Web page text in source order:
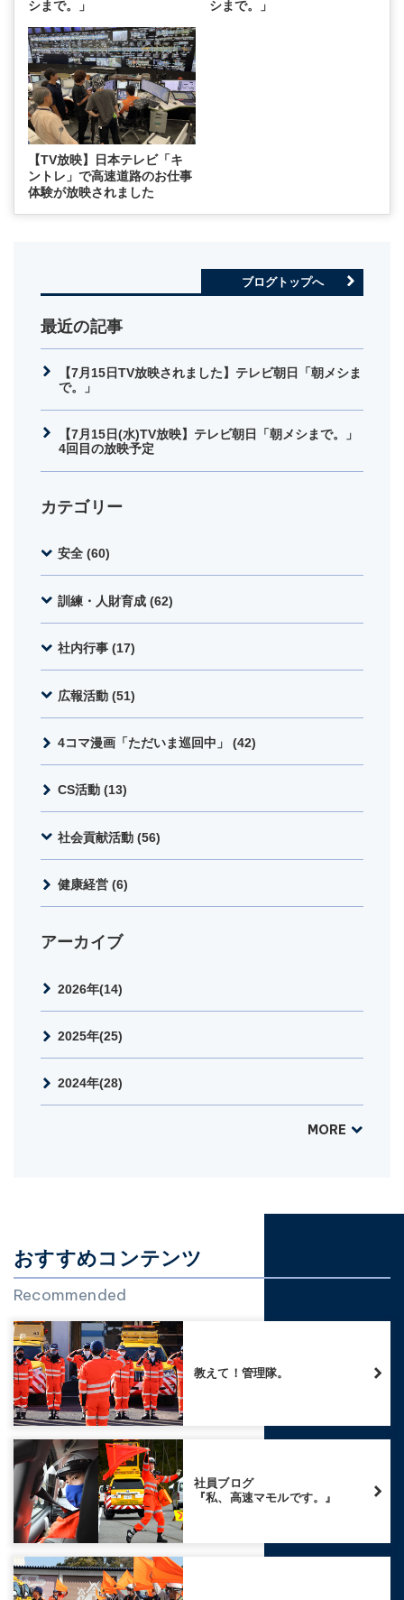
シまで。」 シまで。」
【TV放映】日本テレビ「キ
ントレ」で高速道路のお仕事
体験が放映されました
ブログトップへ
最近の記事
【7月15日TV放映されました】テレビ朝日「朝メシま
で。」
【7月15日(水)TV放映】テレビ朝日「朝メシまで。」
4回目の放映予定
カテゴリー
安全 (60)
訓練・人財育成 (62)
社内行事 (17)
広報活動 (51)
4コマ漫画「ただいま巡回中」 (42)
CS活動 (13)
社会貢献活動 (56)
健康経営 (6)
アーカイブ
2026年(14)
2025年(25)
2024年(28)
MORE
おすすめコンテンツ
Recommended
教えて！管理隊。
社員ブログ
『私、高速マモルです。』